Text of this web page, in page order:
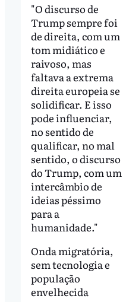
"O discurso de
Trump sempre foi
de direita, com um
tom midiático e
raivoso, mas
faltava a extrema
direita europeia se
solidificar. E isso
pode influenciar,
no sentido de
qualificar, no mal
sentido, o discurso
do Trump, com um
intercâmbio de
ideias péssimo
para a
humanidade."
Onda migratória,
sem tecnologia e
população
envelhecida